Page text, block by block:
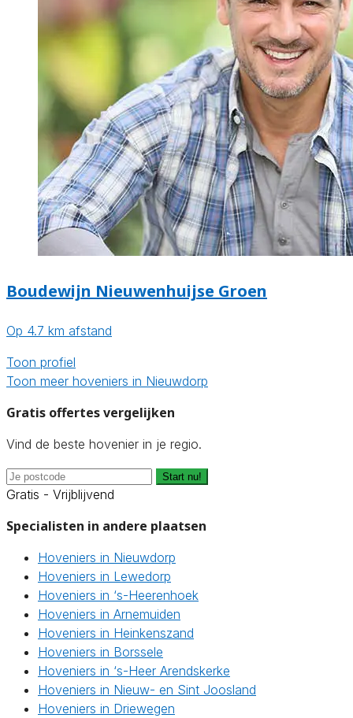
Boudewijn Nieuwenhuijse Groen
Op 4.7 km afstand
Toon profiel
Toon meer hoveniers in Nieuwdorp
Gratis offertes vergelijken
Vind de beste hovenier in je regio.
Start nu!
Gratis - Vrijblijvend
Specialisten in andere plaatsen
Hoveniers in Nieuwdorp
Hoveniers in Lewedorp
Hoveniers in ‘s-Heerenhoek
Hoveniers in Arnemuiden
Hoveniers in Heinkenszand
Hoveniers in Borssele
Hoveniers in ‘s-Heer Arendskerke
Hoveniers in Nieuw- en Sint Joosland
Hoveniers in Driewegen